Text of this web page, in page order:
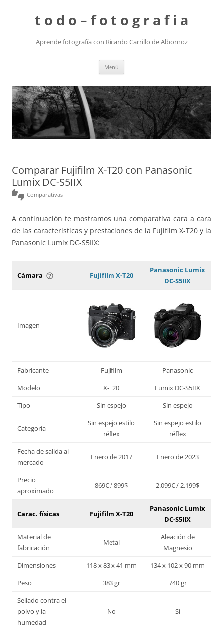
t o d o – f o t o g r a f i a
Aprende fotografía con Ricardo Carrillo de Albornoz
Menú
Comparar Fujifilm X-T20 con Panasonic
Lumix DC-S5IIX
thumbs_up_down Comparativas
A continuación te mostramos una comparativa cara a cara
de las características y prestaciones de la Fujifilm X-T20 y la
Panasonic Lumix DC-S5IIX:
Cámara help_outline Fujifilm X-T20
Panasonic Lumix
DC-S5IIX
Imagen
Fabricante Fujifilm
Panasonic
Modelo
X-T20
Lumix DC-S5IIX
Tipo
Sin espejo Sin espejo
Categoría
Sin espejo estilo
réflex
Sin espejo estilo
réflex
Fecha de salida al
mercado
Enero de 2017 Enero de 2023
Precio
aproximado
869€ / 899$ 2.099€ / 2.199$
Carac. físicas Fujifilm X-T20
Panasonic Lumix
DC-S5IIX
Material de
fabricación
Metal
Aleación de
Magnesio
Dimensiones
118 x 83 x 41 mm
134 x 102 x 90 mm
Peso
383 gr
740 gr
Sellado contra el
polvo y la
humedad
No Sí